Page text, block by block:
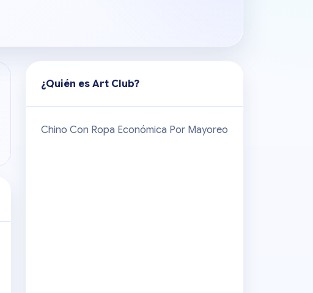
¿Quién es Art Club?
Chino Con Ropa Económica Por Mayoreo